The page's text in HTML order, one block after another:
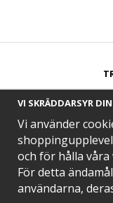
VI SKRÄDDARSYR
Vi använder
och för hålla
För detta
användarna,